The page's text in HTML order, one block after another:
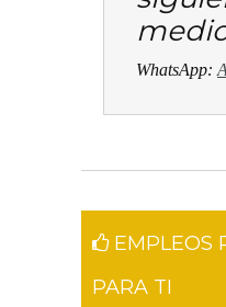
WhatsApp:
EMPLEOS
PARA TI